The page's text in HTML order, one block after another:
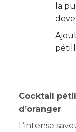
la
Cocktail
d’oranger
L’intense